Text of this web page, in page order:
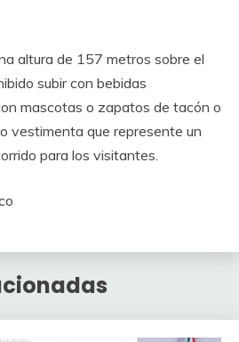
altura de 157 metros sobre el
subir con bebidas
mascotas o zapatos de tacón o
vestimenta que represente un
para los visitantes.